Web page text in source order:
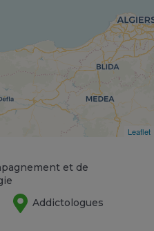
Leaflet
et de
Addictologues